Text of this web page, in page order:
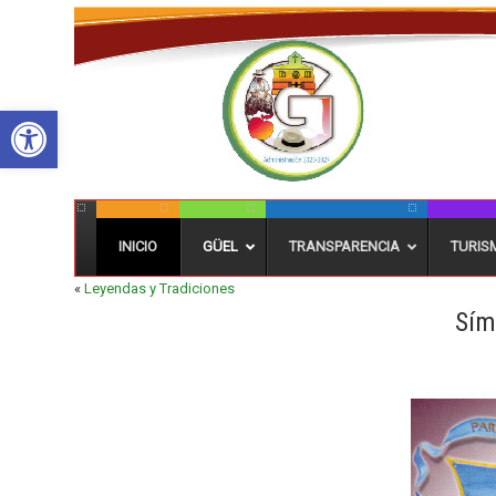
Abrir barra de herramientas
INICIO GÜEL TRANSPARENCIA
«Leyendas y Tradiciones